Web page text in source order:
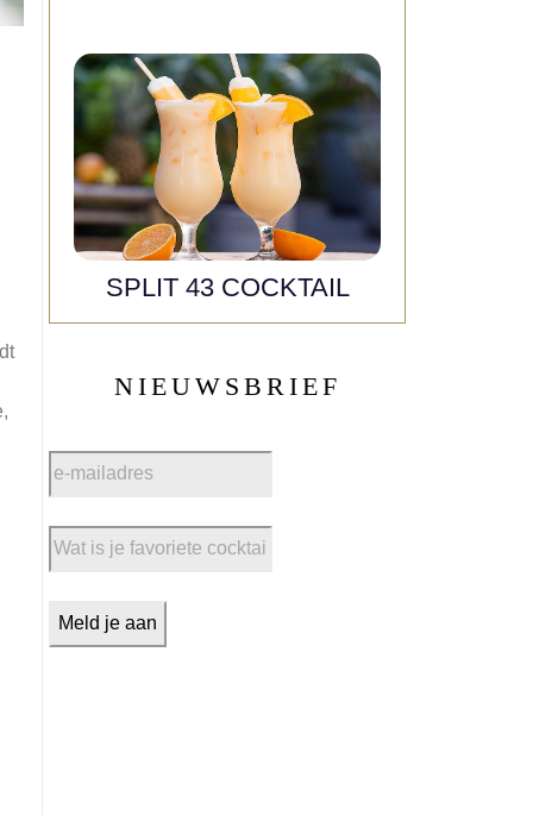
SPLIT 43 COCKTAIL
NIEUWSBRIEF